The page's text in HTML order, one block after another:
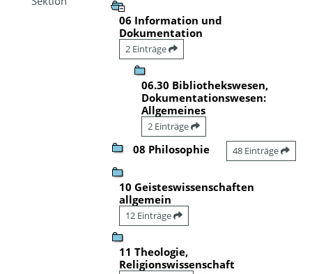
06 Information und
Dokumentation
2 Einträge
06.30 Bibliothekswesen,
Dokumentationswesen:
Allgemeines
2 Einträge
08 Philosophie 48 Einträge
10 Geisteswissenschaften
allgemein
12 Einträge
11 Theologie,
Religionswissenschaft